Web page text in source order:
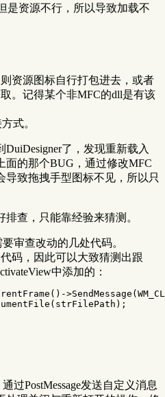
是资源不行，所以导致加载不
资源图标自行打包进去，或者
。记得某个非MFC的dll是有该
式。
了，发现重新载入
面的那个BUG，通过修改MFC
致拖拽手型图标不见，所以只
查，只能靠经验来猜测。
审查改动的几处代码。
码，因此可以大致猜测出跟
中添加的：
() ->SendMessage (
( strFilePath );
过PostMessage发送自定义消息